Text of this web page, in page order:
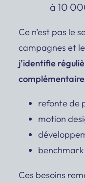
à 10
Ce n’est pas le
campagnes et
j’identifie
refonte de
motion
Ces besoins